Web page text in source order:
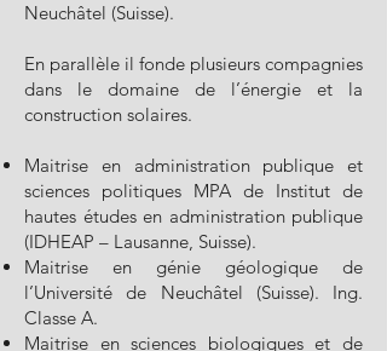
Neuchâtel (Suisse).
En parallèle il fonde plusieurs compagnies
dans le domaine de l’énergie et la
construction solaires.
Maitrise en administration publique et
sciences politiques MPA de Institut de
hautes études en administration publique
(IDHEAP – Lausanne, Suisse).
Maitrise en génie géologique de
l’Université de Neuchâtel (Suisse). Ing.
Classe A.
Maitrise en sciences biologiques et de